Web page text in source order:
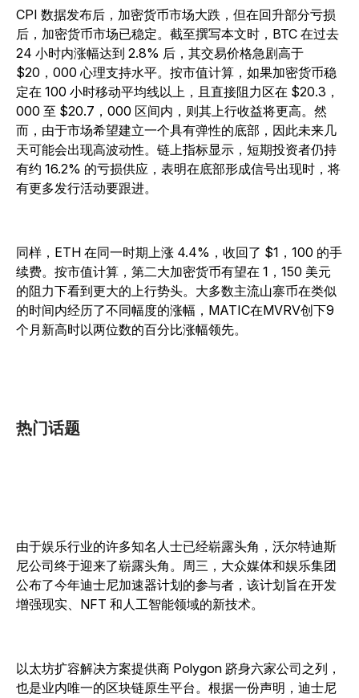
CPI 数据发布后，加密货币市场大跌，但在回升部分亏损
后，加密货币市场已稳定。截至撰写本文时，BTC 在过去
24 小时内涨幅达到 2.8% 后，其交易价格急剧高于
$20，000 心理支持水平。按市值计算，如果加密货币稳
定在 100 小时移动平均线以上，且直接阻力区在 $20.3，
000 至 $20.7，000 区间内，则其上行收益将更高。然
而，由于市场希望建立一个具有弹性的底部，因此未来几
天可能会出现高波动性。链上指标显示，短期投资者仍持
有约 16.2% 的亏损供应，表明在底部形成信号出现时，将
有更多发行活动要跟进。
同样，ETH 在同一时期上涨 4.4%，收回了 $1，100 的手
续费。按市值计算，第二大加密货币有望在 1，150 美元
的阻力下看到更大的上行势头。大多数主流山寨币在类似
的时间内经历了不同幅度的涨幅，MATIC在MVRV创下9
个月新高时以两位数的百分比涨幅领先。
热门话题
由于娱乐行业的许多知名人士已经崭露头角，沃尔特迪斯
尼公司终于迎来了崭露头角。周三，大众媒体和娱乐集团
公布了今年迪士尼加速器计划的参与者，该计划旨在开发
增强现实、NFT 和人工智能领域的新技术。
以太坊扩容解决方案提供商 Polygon 跻身六家公司之列，
也是业内唯一的区块链原生平台。根据一份声明，迪士尼